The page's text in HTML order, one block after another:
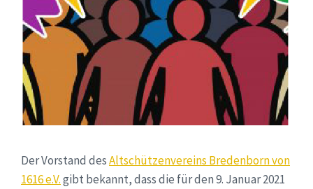
Der Vorstand desAltschützenvereins Bredenborn von
1616 e.V.gibt bekannt, dass die für den 9. Januar 2021